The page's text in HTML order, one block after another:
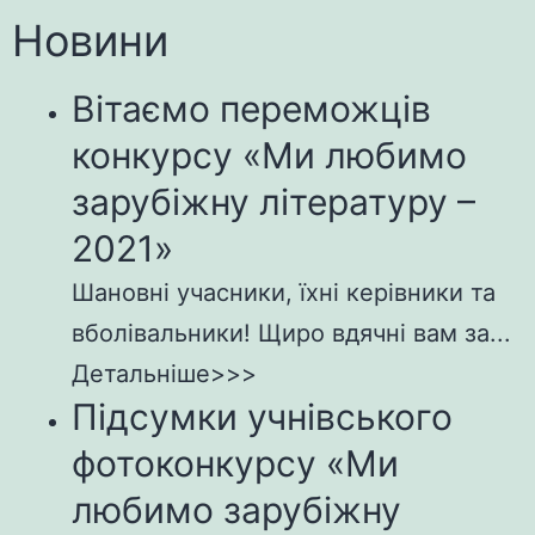
Новини
Вітаємо переможців
конкурсу «Ми любимо
зарубіжну літературу –
2021»
Шановні учасники, їхні керівники та
вболівальники! Щиро вдячні вам за...
Детальніше>>>
Підсумки учнівського
фотоконкурсу «Ми
любимо зарубіжну